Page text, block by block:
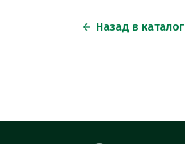
Назад в каталог